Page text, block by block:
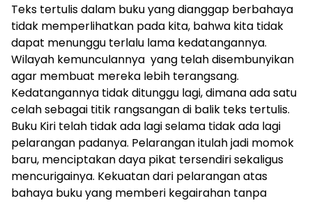
Teks tertulis dalam buku yang dianggap berbahaya
tidak memperlihatkan pada kita, bahwa kita tidak
dapat menunggu terlalu lama kedatangannya.
Wilayah kemunculannya yang telah disembunyikan
agar membuat mereka lebih terangsang.
Kedatangannya tidak ditunggu lagi, dimana ada satu
celah sebagai titik rangsangan di balik teks tertulis.
Buku Kiri telah tidak ada lagi selama tidak ada lagi
pelarangan padanya. Pelarangan itulah jadi momok
baru, menciptakan daya pikat tersendiri sekaligus
mencurigainya. Kekuatan dari pelarangan atas
bahaya buku yang memberi kegairahan tanpa